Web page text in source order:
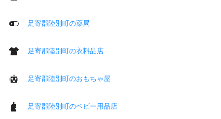
足寄郡陸別町の薬局
足寄郡陸別町の衣料品店
足寄郡陸別町のおもちゃ屋
足寄郡陸別町のベビー用品店